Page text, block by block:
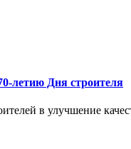
летию Дня строителя
в улучшение